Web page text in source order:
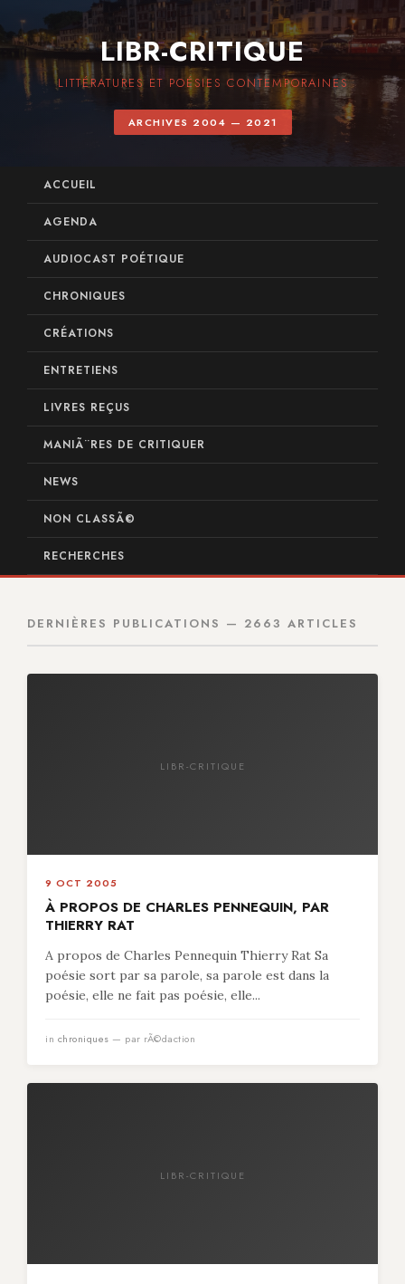
LIBR-CRITIQUE
LITTÉRATURES ET POÉSIES CONTEMPORAINES
ARCHIVES 2004 — 2021
ACCUEIL
AGENDA
AUDIOCAST POÉTIQUE
CHRONIQUES
CRÉATIONS
ENTRETIENS
LIVRES REÇUS
MANIÃ¨RES DE CRITIQUER
NEWS
NON CLASSÃ©
RECHERCHES
DERNIÈRES PUBLICATIONS — 2663 ARTICLES
LIBR-CRITIQUE
9 OCT 2005
À PROPOS DE CHARLES PENNEQUIN, PAR
THIERRY RAT
A propos de Charles Pennequin Thierry Rat Sa
poésie sort par sa parole, sa parole est dans la
poésie, elle ne fait pas poésie, elle...
in chroniques — par rÃ©daction
LIBR-CRITIQUE